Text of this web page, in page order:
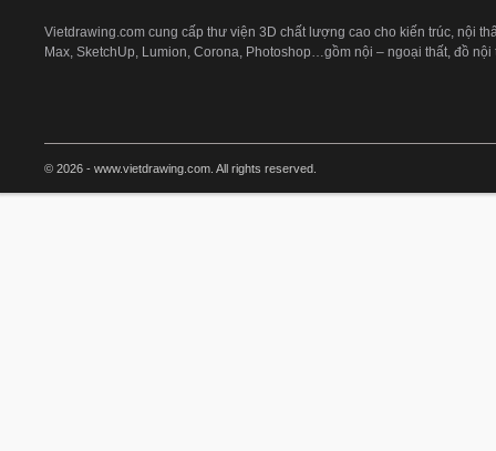
Vietdrawing.com cung cấp thư viện 3D chất lượng cao cho kiến trúc, nội
Max, SketchUp, Lumion, Corona, Photoshop…gồm nội – ngoại thất, đồ nội
© 2026 - www.vietdrawing.com. All rights reserved.